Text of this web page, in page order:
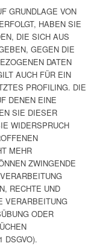
GRUNDLAGE VON
HABEN SIE
DIE SICH AUS
GEGEN DIE
DATEN
AUCH FÜR EIN
PROFILING. DIE
DENEN EINE
SIE DIESER
WIDERSPRUCH
MEHR
ZWINGENDE
RECHTE UND
VERARBEITUNG
ODER
DSGVO).